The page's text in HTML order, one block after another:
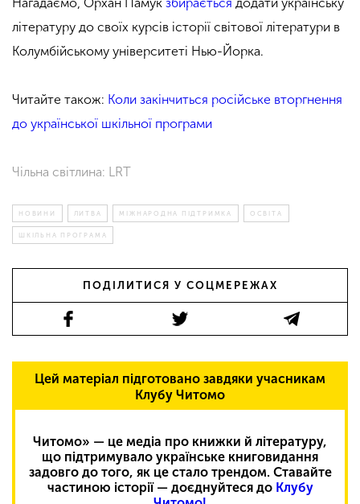
літературу до своїх курсів історії світової літератури в
Колумбійському університеті Нью-Йорка.
Читайте також: Коли закінчиться російське вторгнення
до української шкільної програми
Чільна світлина: LRT
НОВИНИ ЛИТВА МІЖНАРОДНА ПІДТРИМКА ОСВІТА
ШКІЛЬНА ПРОГРАМА
ПОДІЛИТИСЯ У СОЦМЕРЕЖАХ
Цей матеріал підготовано завдяки учасникам
Клубу Читомо
Читомо» — це медіа про книжки й літературу,
що підтримувало українське книговидання
задовго до того, як це стало трендом. Ставайте
частиною історії — доєднуйтеся до Клубу